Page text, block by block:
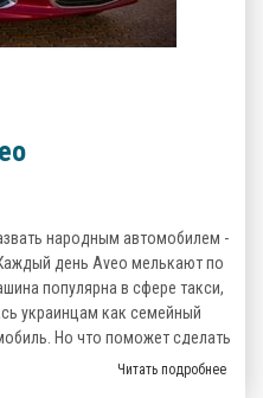
народным автомобилем -
день Aveo мелькают по
популярна в сфере такси,
украинцам как семейный
Но что поможет сделать
Верно, комплект
сэкономит кучу денег на
Читать подробнее